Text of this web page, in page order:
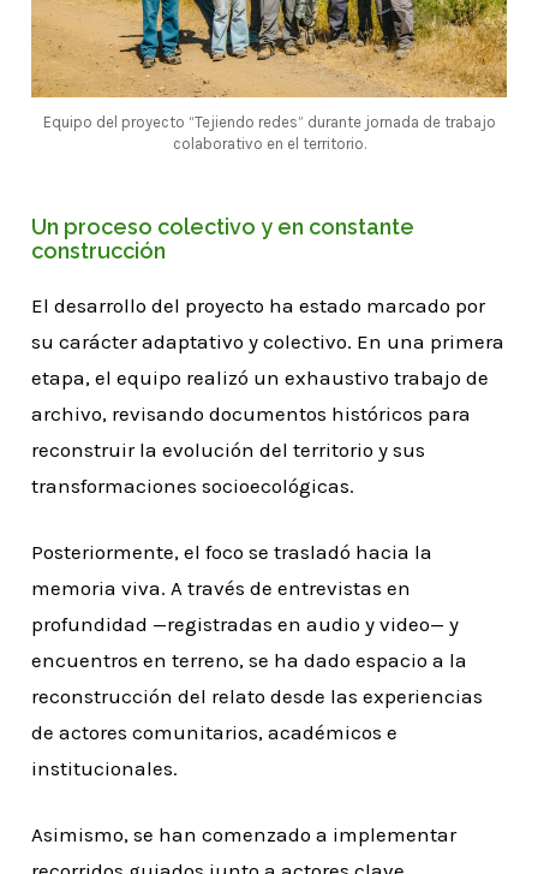
Equipo del proyecto “Tejiendo redes” durante jornada de trabajo
colaborativo en el territorio.
Un proceso colectivo y en constante
construcción
El desarrollo del proyecto ha estado marcado por
su carácter adaptativo y colectivo. En una primera
etapa, el equipo realizó un exhaustivo trabajo de
archivo, revisando documentos históricos para
reconstruir la evolución del territorio y sus
transformaciones socioecológicas.
Posteriormente, el foco se trasladó hacia la
memoria viva. A través de entrevistas en
profundidad —registradas en audio y video— y
encuentros en terreno, se ha dado espacio a la
reconstrucción del relato desde las experiencias
de actores comunitarios, académicos e
institucionales.
Asimismo, se han comenzado a implementar